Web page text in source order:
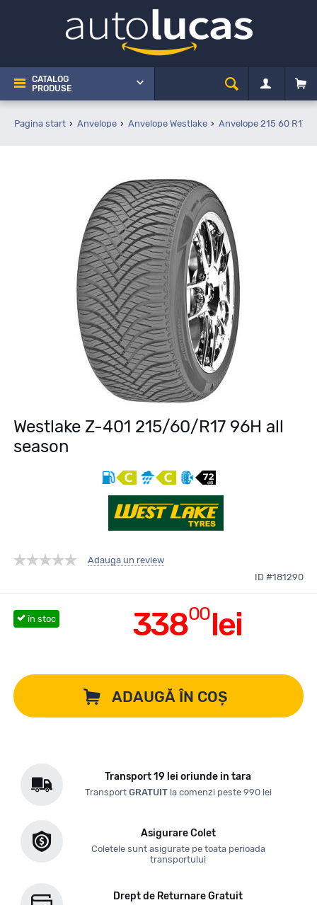
CATALOG
PRODUSE
Pagina start Anvelope Anvelope Westlake Anvelope 215 60 R17
Westlake Z-401 215/60/R17 96H all
season
Adauga un review
ID #181290
33800lei
în stoc
ADAUGĂ ÎN COȘ
Transport 19 lei oriunde in tara
Transport GRATUITla comenzi peste 990 lei
Asigurare Colet
Coletele sunt asigurate pe toata perioada
transportului
Drept de Returnare Gratuit